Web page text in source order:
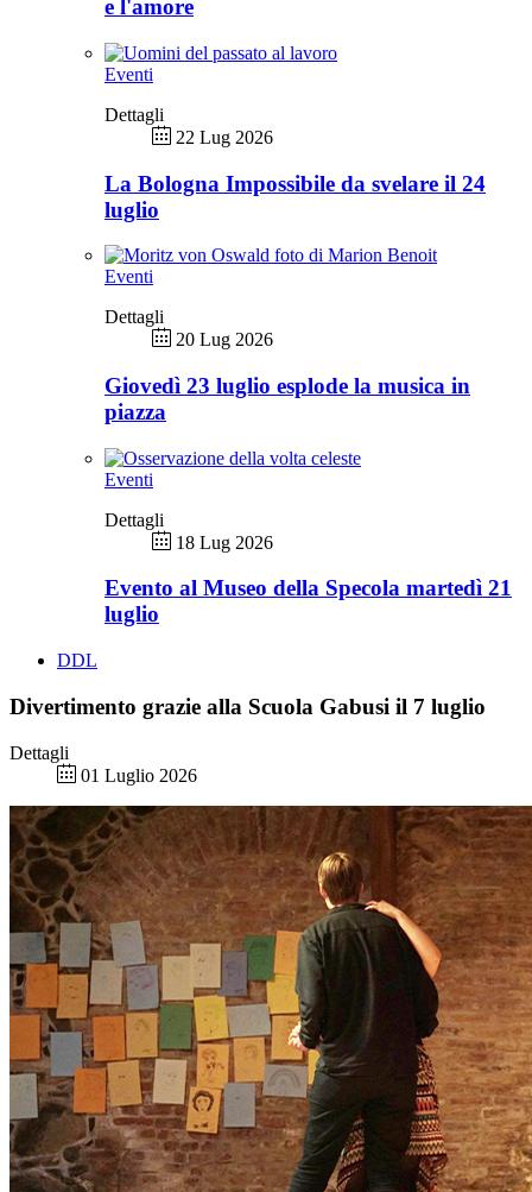
e l'amore
Eventi
Dettagli
22 Lug 2026
La Bologna Impossibile da svelare il 24
luglio
Eventi
Dettagli
20 Lug 2026
Giovedì 23 luglio esplode la musica in
piazza
Eventi
Dettagli
18 Lug 2026
Evento al Museo della Specola martedì 21
luglio
DDL
Divertimento grazie alla Scuola Gabusi il 7 luglio
Dettagli
01 Luglio 2026